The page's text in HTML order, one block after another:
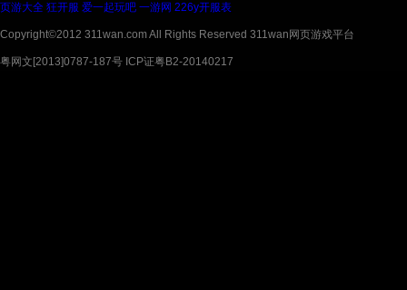
页游大全 狂开服 爱一起玩吧 一游网 226y开服表
Copyright©2012 311wan.com All Rights Reserved 311wan网页游戏平台
粤网文[2013]0787-187号 ICP证粤B2-20140217